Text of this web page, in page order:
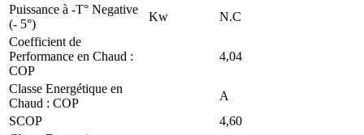
Puissance à -T° Negative
(- 5°)
Kw
N.C
Coefficient de
Performance en Chaud :
COP
4,04
Classe Energétique en
Chaud : COP
A
SCOP
4,60